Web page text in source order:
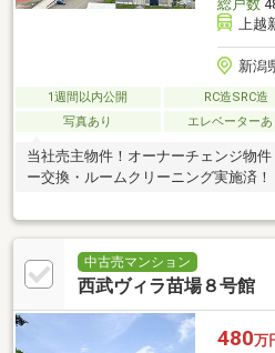
総戸数
上越
新潟
1週間以内公開 RC造SRC造
写真あり
エレベーターあ
当社売主物件！オーナーチェンジ物
ー交換・ルームクリーニング実施済！
中古売マンション
西武ヴィラ苗場８号館
480万